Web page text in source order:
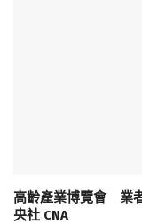
高齡產業博覽會 業
央社 CNA